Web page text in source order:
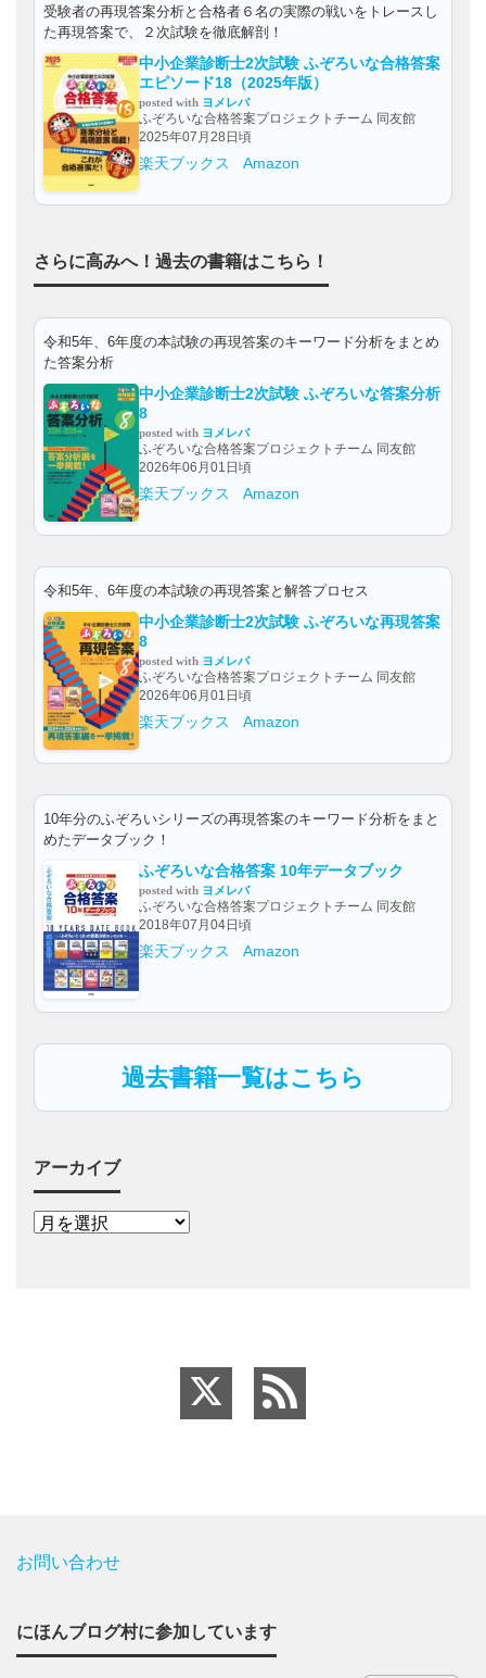
受験者の再現答案分析と合格者６名の実際の戦いをトレースし
た再現答案で、２次試験を徹底解剖！
中小企業診断士2次試験 ふぞろいな合格答案
エピソード18（2025年版）
posted with ヨメレバ
ふぞろいな合格答案プロジェクトチーム 同友館
2025年07月28日頃
楽天ブックス Amazon
さらに高みへ！過去の書籍はこちら！
令和5年、6年度の本試験の再現答案のキーワード分析をまとめ
た答案分析
中小企業診断士2次試験 ふぞろいな答案分析
8
posted with ヨメレバ
ふぞろいな合格答案プロジェクトチーム 同友館
2026年06月01日頃
楽天ブックス Amazon
令和5年、6年度の本試験の再現答案と解答プロセス
中小企業診断士2次試験 ふぞろいな再現答案
8
posted with ヨメレバ
ふぞろいな合格答案プロジェクトチーム 同友館
2026年06月01日頃
楽天ブックス Amazon
10年分のふぞろいシリーズの再現答案のキーワード分析をまと
めたデータブック！
ふぞろいな合格答案 10年データブック
posted with ヨメレバ
ふぞろいな合格答案プロジェクトチーム 同友館
2018年07月04日頃
楽天ブックス Amazon
過去書籍一覧はこちら
アーカイブ
お問い合わせ
にほんブログ村に参加しています